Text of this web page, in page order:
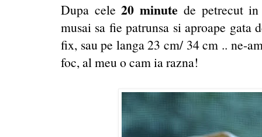
Dupa cele20 minute de petrecut
musai sa fie patrunsa si aproape gata
fix, sau pe langa 23 cm/ 34 cm .. ne-
foc, al meu o cam ia razna!